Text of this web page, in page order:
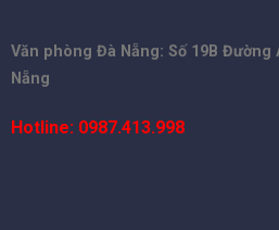
Văn phòng Đà Nẵng: Số 19B Đường
Nẵng
Hotline: 0987.413.998